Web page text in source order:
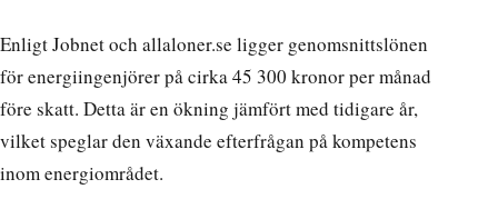
EnligtJobnetoch allaloner.se ligger genomsnittslönen
för energiingenjörer på cirka 45 300 kronor per månad
före skatt. Detta är en ökning jämfört med tidigare år,
vilket speglar den växande efterfrågan på kompetens
inom energiområdet.